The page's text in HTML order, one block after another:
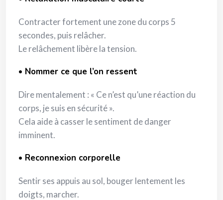
Contracter fortement une zone du corps 5
secondes, puis relâcher.
Le relâchement libère la tension.
• Nommer ce que l’on ressent
Dire mentalement : « Ce n’est qu’une réaction du
corps, je suis en sécurité ».
Cela aide à casser le sentiment de danger
imminent.
• Reconnexion corporelle
Sentir ses appuis au sol, bouger lentement les
doigts, marcher.